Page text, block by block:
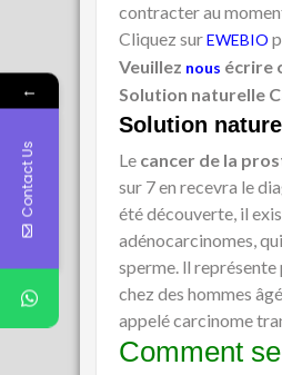
contracter au
Cliquez surEWEBIO
Veuillez nous écrire
Solution naturelle
Solution
Le cancer de la
sur 7 en recevra le
été découverte, il
adénocarcinomes,
sperme. ll représente
chez des hommes
appelé carcinome
Comment
←
Contact Us